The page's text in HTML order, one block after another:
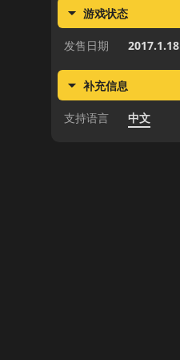
游戏状态
发售日期 2017.1.18
补充信息
支持语言 中文